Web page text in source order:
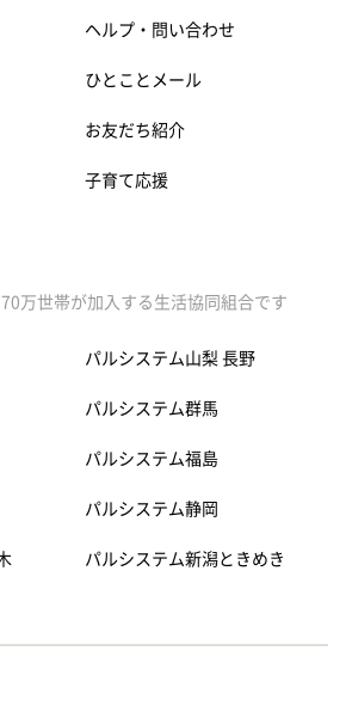
ヘルプ・問い合わせ
ひとことメール
お友だち紹介
子育て応援
万世帯が加入する生活協同組合です
パルシステム山梨 長野
パルシステム群馬
パルシステム福島
パルシステム静岡
パルシステム新潟ときめき